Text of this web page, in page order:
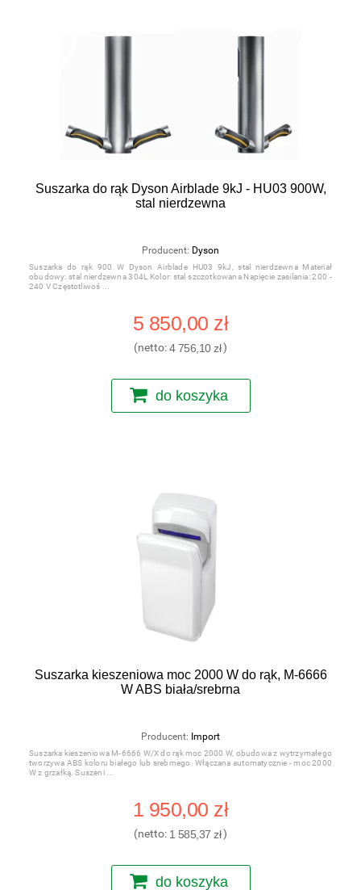
Suszarka do rąk Dyson Airblade 9kJ - HU03 900W,
stal nierdzewna
Producent: Dyson
Suszarka do rąk 900 W Dyson Airblade HU03 9kJ, stal nierdzewna Materiał
obudowy: stal nierdzewna 304L Kolor: stal szczotkowana Napięcie zasilania: 200 -
240 V Częstotliwoś
5 850,00 zł
(netto:4 756,10 zł)
do koszyka
Suszarka kieszeniowa moc 2000 W do rąk, M-6666
W ABS biała/srebrna
Producent: Import
Suszarka kieszeniowa M-6666 W/X do rąk moc 2000 W, obudowa z wytrzymałego
tworzywa ABS koloru białego lub srebrnego. Włączana automatycznie - moc 2000
W z grzałką. Suszeni
1 950,00 zł
(netto: 1 585,37 zł)
do koszyka